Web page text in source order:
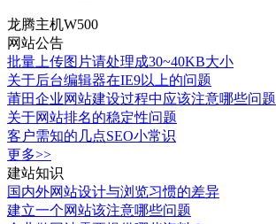
龙腾主机W500
网站公告
批量上传图片请处理成30~40KB大小
关于后台编辑器在IE9以上的问题
莆田企业网站建设过程中应该注意哪些问题
关于网站排名的稳定性问题
客户需知的几点SEO小常识
更多>>
建站知识
国内外网站设计与浏览习惯的差异
建立一个网站该注意哪些问题